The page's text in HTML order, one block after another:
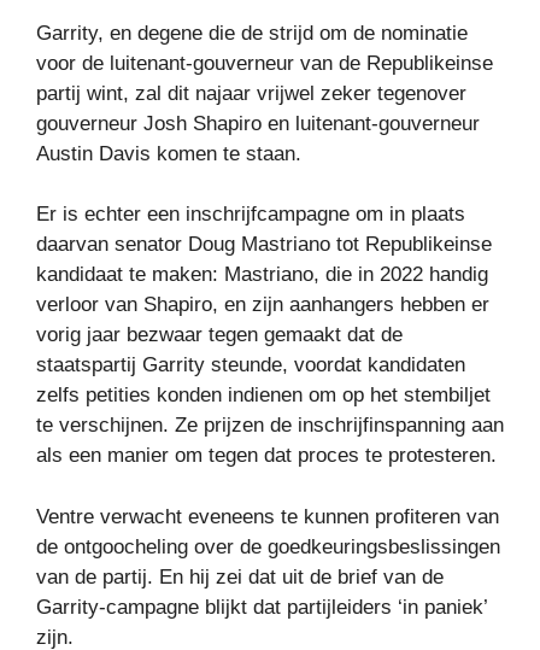
Garrity, en degene die de strijd om de nominatie
voor de luitenant-gouverneur van de Republikeinse
partij wint, zal dit najaar vrijwel zeker tegenover
gouverneur Josh Shapiro en luitenant-gouverneur
Austin Davis komen te staan.
Er is echter een inschrijfcampagne om in plaats
daarvan senator Doug Mastriano tot Republikeinse
kandidaat te maken: Mastriano, die in 2022 handig
verloor van Shapiro, en zijn aanhangers hebben er
vorig jaar bezwaar tegen gemaakt dat de
staatspartij Garrity steunde, voordat kandidaten
zelfs petities konden indienen om op het stembiljet
te verschijnen. Ze prijzen de inschrijfinspanning aan
als een manier om tegen dat proces te protesteren.
Ventre verwacht eveneens te kunnen profiteren van
de ontgoocheling over de goedkeuringsbeslissingen
van de partij. En hij zei dat uit de brief van de
Garrity-campagne blijkt dat partijleiders ‘in paniek’
zijn.